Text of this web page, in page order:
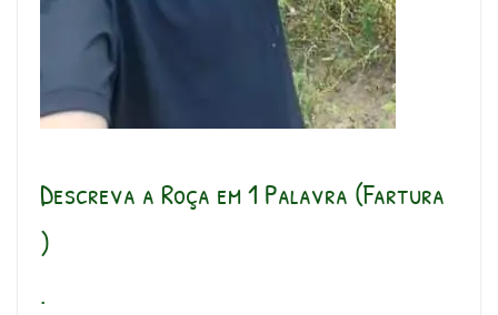
Descreva a Roça em 1 Palavra (Fartura
)
.